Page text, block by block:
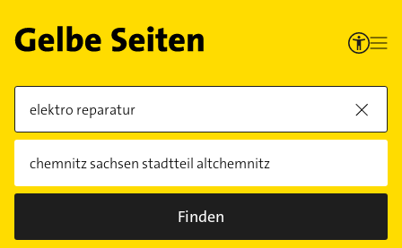
Finden